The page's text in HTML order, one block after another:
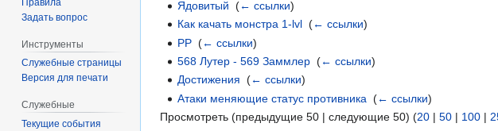
Ядовитый ‎(← ссылки)
Как качать монстра 1-lvl ‎(← ссылки)
PP ‎(← ссылки)
568 Лутер - 569 Заммлер ‎(← ссылки)
Достижения ‎(← ссылки)
Атаки меняющие статус противника ‎(← ссылки)
Просмотреть (предыдущие 50 | следующие 50) (20 | 50 | 100 |
Задать вопрос
Инструменты
Служебные страницы
Версия для печати
Служебные
Текущие события